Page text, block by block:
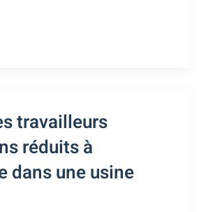
travailleurs
réduits à
dans une usine